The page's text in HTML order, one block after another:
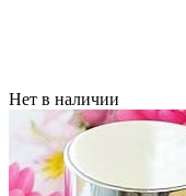
Нет в наличии